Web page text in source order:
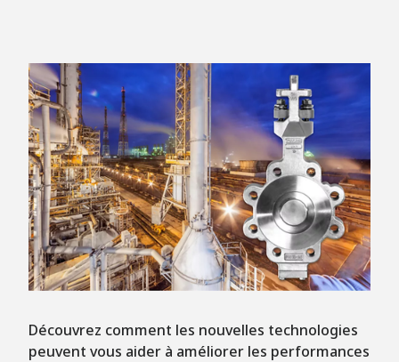
Découvrez comment les nouvelles technologies
peuvent vous aider à améliorer les performances